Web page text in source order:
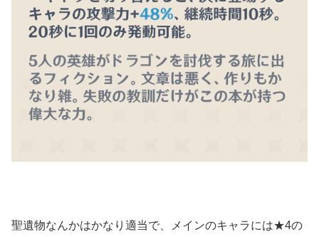
聖遺物なんかはかなり適当で、メインのキャラには★4の